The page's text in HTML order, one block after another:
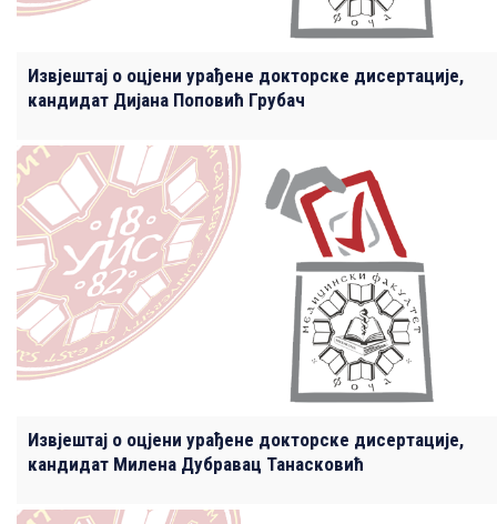
Извјештај о оцјени урађене докторске дисертације,
кандидат Дијана Поповић Грубач
Извјештај о оцјени урађене докторске дисертације,
кандидат Милена Дубравац Танасковић